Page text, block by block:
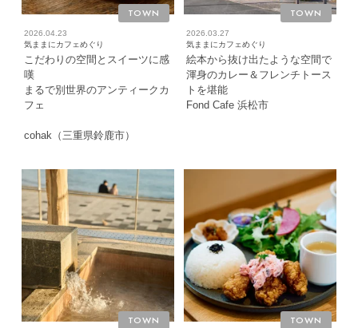
2026.04.23
TOWN
気ままにカフェめぐり
こだわりの空間とスイーツに感
嘆
まるで別世界のアンティークカ
フェ
cohak（三重県鈴鹿市）
2026.03.27
TOWN
気ままにカフェめぐり
絵本から抜け出たような空間で
渾身のカレー＆フレンチトース
トを堪能
Fond Cafe 浜松市
TOWN TOWN